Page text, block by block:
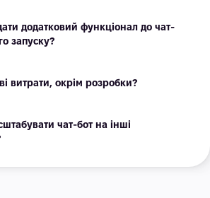
додатковий функціонал до чат-
запуску?
витрати, окрім розробки?
чат-бот на інші